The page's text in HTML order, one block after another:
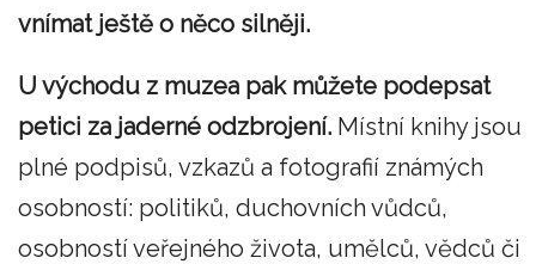
vnímat ještě o něco silněji.
U východu z muzea pak můžete podepsat
petici za jaderné odzbrojení. Místní knihy jsou
plné podpisů, vzkazů a fotografií známých
osobností: politiků, duchovních vůdců,
osobností veřejného života, umělců, vědců či